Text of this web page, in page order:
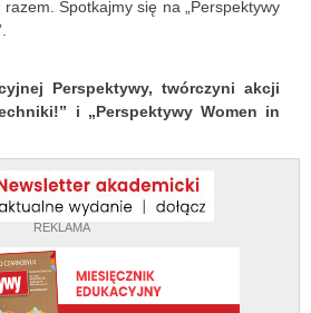
REKLAMA
Spotkajmy się na „Perspektywy
Perspektywy, twórczyni akcji
i „Perspektywy Women in